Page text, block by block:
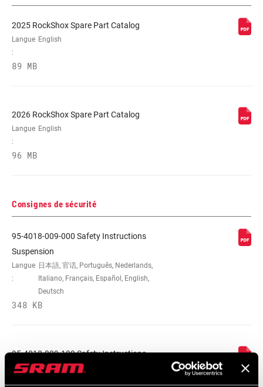
L'AMORTISSEMENT
MMX
RESSORT
MAXIMUM DU
DISQUE
2025 RockShox Spare Part Catalog
Langue
:
English
89 MB
2026 RockShox Spare Part Catalog
Langue
:
English
96 MB
Consignes de sécurité
95-4018-009-000 Safety Instructions
Suspension
Langue
:
日本語, 官话, Português, Nederlands,
Italiano, Français, Español, English,
Deutsch
348 KB
95-4018-009-100 Safety Instructions
Suspension EEU
Langue Ελληνικά, Română, Język polski,